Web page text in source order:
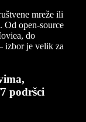
mreže ili
Od open-source
do
izbor je velik za
podršci